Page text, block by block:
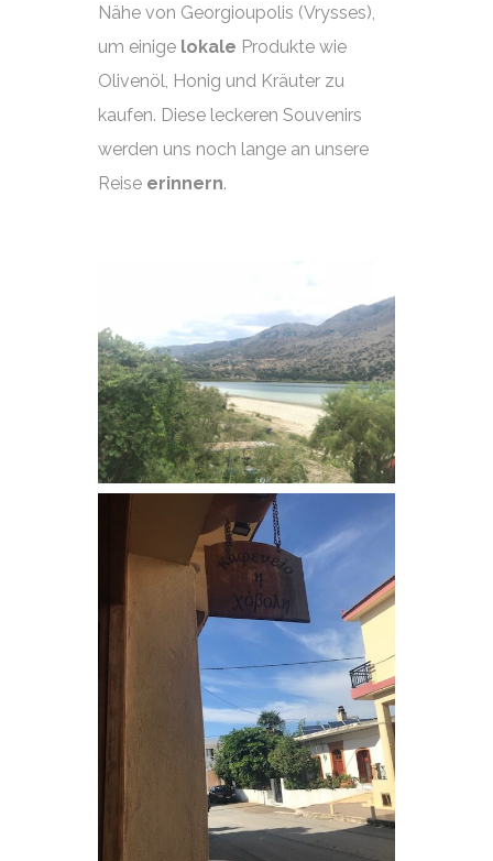
Nähe von Georgioupolis (Vrysses),
um einige lokale Produkte wie
Olivenöl, Honig und Kräuter zu
kaufen. Diese leckeren Souvenirs
werden uns noch lange an unsere
Reise erinnern.